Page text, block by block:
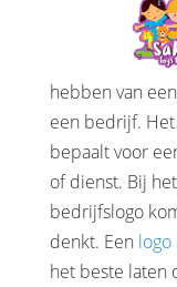
hebben van
een bedrijf.
bepaalt voor
of dienst. Bij
bedrijfslogo
denkt. Een
het beste laten